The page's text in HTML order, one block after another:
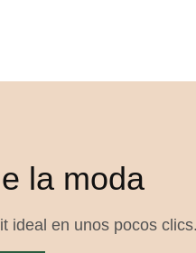
la moda
ideal en unos pocos